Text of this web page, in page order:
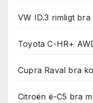
VW ID.3 rimligt bra
Toyota C-HR+
Cupra Raval bra
Citroën ë-C5 bra